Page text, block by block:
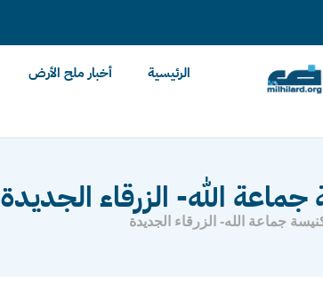
الرئيسية أخبار ملح الأرض
الله- الزرقاء الجديدة
جماعة الله- الزرقاء الجديدة